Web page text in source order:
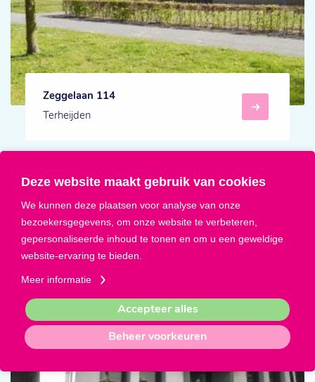
Deze website maakt gebruik van cookies
We kunnen deze plaatsen voor analyse van onze
bezoekersgegevens, om onze website te verbeteren,
gepersonaliseerde inhoud te tonen en om u een geweldige
website-ervaring te bieden.
Meer informatie
Beheer voorkeuren
Accepteer alles
Zeggelaan 114
Terheijden